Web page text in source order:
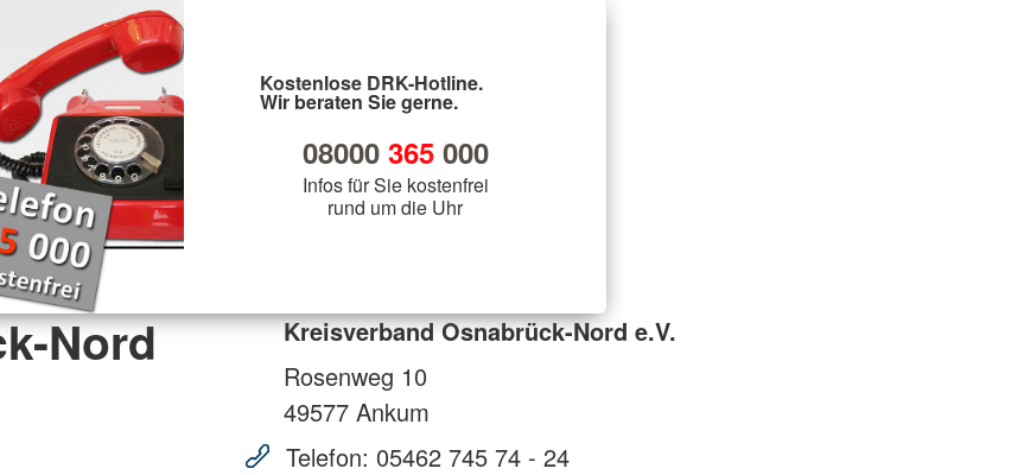
Kostenlose DRK-Hotline.
Wir beraten Sie gerne.
08000 365000
Infos für Sie kostenfrei
rund um die Uhr
Nord
Kreisverband Osnabrück-Nord e.V.
Rosenweg 10
49577 Ankum
Telefon: 05462 745 74 - 24